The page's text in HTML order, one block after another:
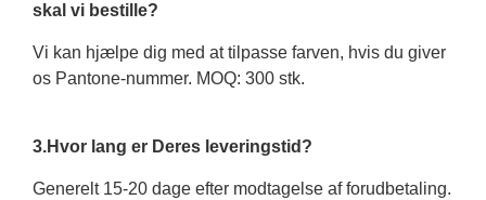
skal vi bestille?
Vi kan hjælpe dig med at tilpasse farven, hvis du giver
os Pantone-nummer. MOQ: 300 stk.
3.Hvor lang er Deres leveringstid?
Generelt 15-20 dage efter modtagelse af forudbetaling.